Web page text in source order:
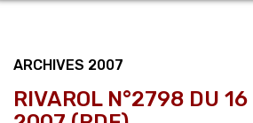
ARCHIVES 2007
RIVAROL N°2798 DU 16